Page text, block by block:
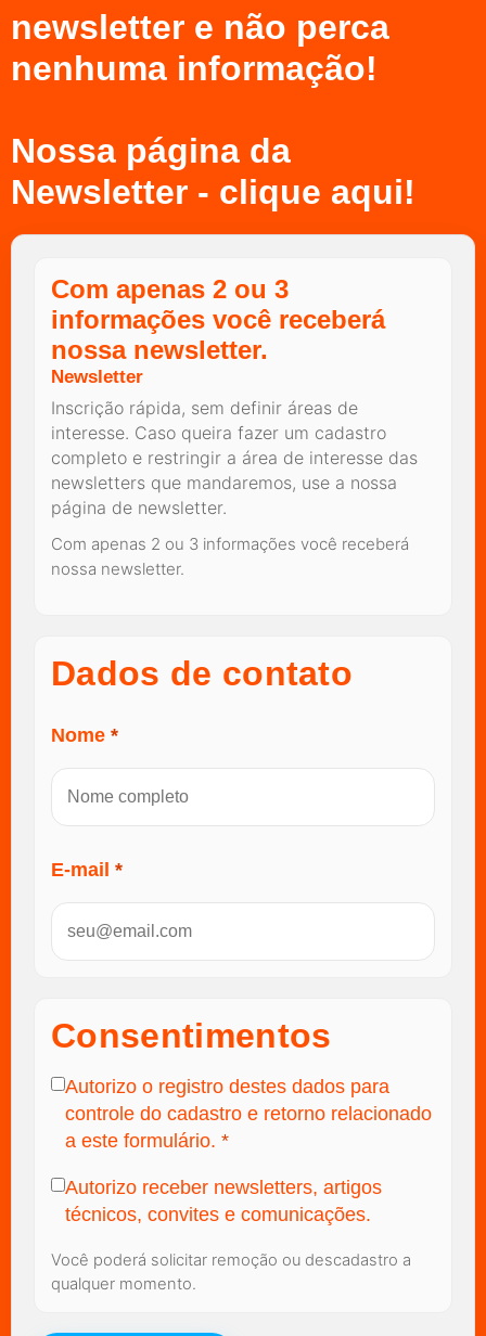
newsletter e não perca
nenhuma informação!
Nossa página da
Newsletter - clique aqui!
Com apenas 2 ou 3
informações você receberá
nossa newsletter.
Newsletter
Inscrição rápida, sem definir áreas de
interesse. Caso queira fazer um cadastro
completo e restringir a área de interesse das
newsletters que mandaremos, use a nossa
página de newsletter.
Com apenas 2 ou 3 informações você receberá
nossa newsletter.
Dados de contato
Nome *
E-mail *
Consentimentos
Autorizo o registro destes dados para
controle do cadastro e retorno relacionado
a este formulário. *
Autorizo receber newsletters, artigos
técnicos, convites e comunicações.
Você poderá solicitar remoção ou descadastro a
qualquer momento.